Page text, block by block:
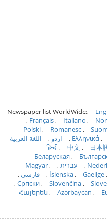
Newspaper list WorldWide:
Français
Italiano
Polski
Romanesc
Ελληνικά
اردو
اللغة العربية
हिन्दी
中文 日本
Беларуская
עברית
Magyar
Íslenska
Gaeilge
فارسی
Српски
Slovenčina
Հայերեն Azərbaycan